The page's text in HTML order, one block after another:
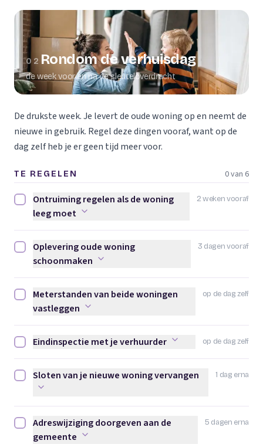
02 Rondom de verhuisdag
de week voor en na de sleuteloverdracht
De drukste week. Je levert de oude woning op en neemt de
nieuwe in gebruik. Regel deze dingen vooraf, want op de
dag zelf heb je er geen tijd meer voor.
TE REGELEN 0 van 6
2 weken vooraf
Ontruiming regelen als de woning leeg moet afvinken
Ontruiming regelen als de woning
leeg moet
3 dagen vooraf
Oplevering oude woning schoonmaken afvinken
Oplevering oude woning
schoonmaken
op de dag zelf
Meterstanden van beide woningen vastleggen afvinken
Meterstanden van beide woningen
vastleggen
op de dag zelf
Eindinspectie met je verhuurder afvinken
Eindinspectie met je verhuurder
1 dag erna
Sloten van je nieuwe woning vervangen afvinken
Sloten van je nieuwe woning vervangen
5 dagen erna
Adreswijziging doorgeven aan de gemeente afvinken
Adreswijziging doorgeven aan de
gemeente